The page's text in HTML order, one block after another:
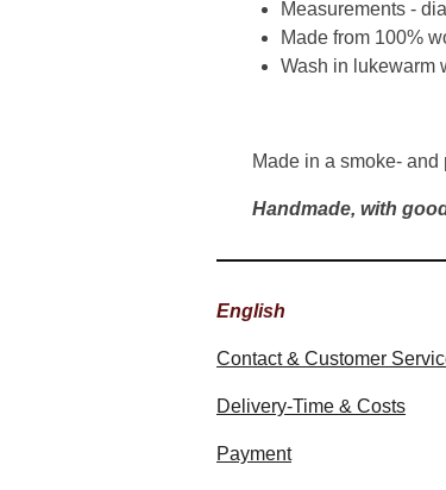
Measurements -
Made from 100%
Wash in lukewarm
Made in a smoke-
Handmade, with
English
Contact & Customer
Delivery-Time & Costs
Payment